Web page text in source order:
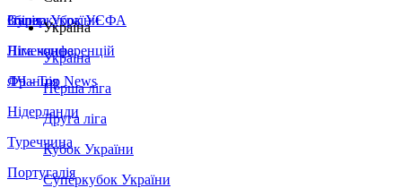
Збірна України
Італія
Німеччина
Франція
Нідерланди
Туреччина
Португалія
Суперкубок УЄФА
Ліга конференцій
ЛЧ - Top News
Україна
Україна
Перша ліга
Друга ліга
Кубок України
Суперкубок України